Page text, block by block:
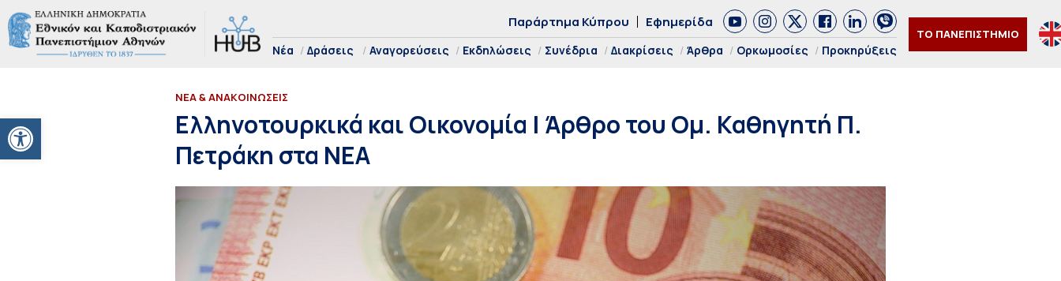
Ανοίξτε τη γραμμή εργαλείων
Παράρτημα Κύπρου Εφημερίδα
Νέα Δράσεις Αναγορεύσεις Εκδηλώσεις Συνέδρια Διακρίσεις Άρθρα Ορκωμοσίες Προκηρύξεις
ΤΟ ΠΑΝΕΠΙΣΤΗΜΙΟ
ΝΕΑ & ΑΝΑΚΟΙΝΩΣΕΙΣ
Ελληνοτουρκικά και Οικονομία | Άρθρο του Ομ. Καθηγητή Π.
Πετράκη στα ΝΕΑ